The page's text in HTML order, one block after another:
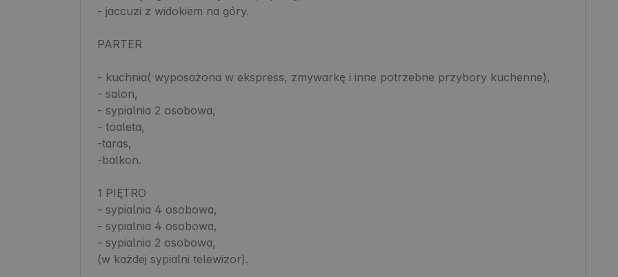
- jaccuzi z widokiem na góry.
PARTER
- kuchnia( wyposażona w ekspress, zmywarkę i inne potrzebne przybory kuchenne),
- salon,
- sypialnia 2 osobowa,
- toaleta,
-taras,
-balkon.
1 PIĘTRO
- sypialnia 4 osobowa,
- sypialnia 4 osobowa,
- sypialnia 2 osobowa,
(w każdej sypialni telewizor).